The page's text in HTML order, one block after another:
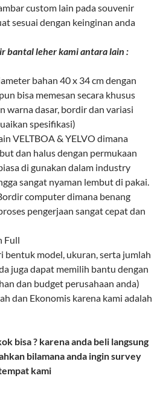
custom lain pada souvenir
sesuai dengan keinginan anda
bantal leher kami antara lain :
bahan 40 x 34 cm dengan
bisa memesan secara khusus
warna dasar, bordir dan variasi
spesifikasi)
VELTBOA & YELVO dimana
dan halus dengan permukaan
di gunakan dalam industry
sangat nyaman lembut di pakai.
computer dimana benang
pengerjaan sangat cepat dan
Full
bentuk model, ukuran, serta jumlah
juga dapat memilih bantu dengan
dan budget perusahaan anda)
dan Ekonomis karena kami adalah
bisa ? karena anda beli langsung
bilamana anda ingin survey
kami